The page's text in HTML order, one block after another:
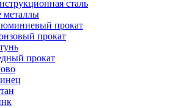
сталь
металлы
прокат
прокат
прокат